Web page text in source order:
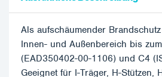
Als aufschäumender
Innen- und Außenbereich bis
(EAD350402-00-1106) und C4
Geeignet für I-Träger, H-Stützen,